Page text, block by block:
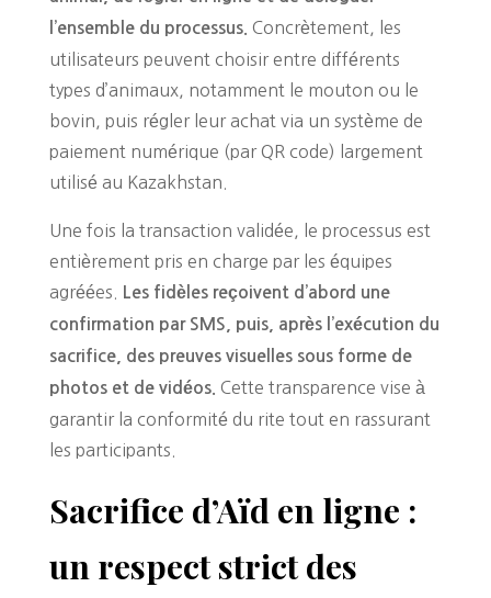
l’ensemble du processus. Concrètement, les
utilisateurs peuvent choisir entre différents
types d’animaux, notamment le mouton ou le
bovin, puis régler leur achat via un système de
paiement numérique (par QR code) largement
utilisé au Kazakhstan.
Une fois la transaction validée, le processus est
entièrement pris en charge par les équipes
agréées.
Les fidèles reçoivent d’abord une
confirmation par SMS, puis, après l’exécution du
sacrifice, des preuves visuelles sous forme de
photos et de vidéos. Cette transparence vise à
garantir la conformité du rite tout en rassurant
les participants.
Sacrifice d’Aïd en ligne :
un respect strict des